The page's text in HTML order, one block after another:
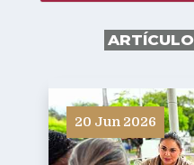
20 Jun 2026